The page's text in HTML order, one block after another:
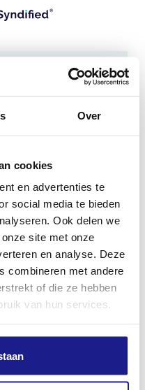
Over
cookies
en advertenties te
social media te bieden
Ook delen we
site met onze
en analyse. Deze
combineren met andere
of die ze hebben
van hun services.
- 17:00